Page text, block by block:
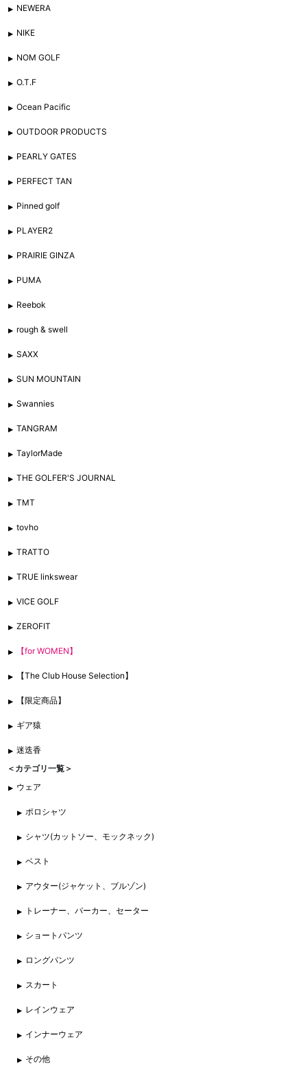
NEWERA
NIKE
NOM GOLF
O.T.F
Ocean Pacific
OUTDOOR PRODUCTS
PEARLY GATES
PERFECT TAN
Pinned golf
PLAYER2
PRAIRIE GINZA
PUMA
Reebok
rough & swell
SAXX
SUN MOUNTAIN
Swannies
TANGRAM
TaylorMade
THE GOLFER'S JOURNAL
TMT
tovho
TRATTO
TRUE linkswear
VICE GOLF
ZEROFIT
【for WOMEN】
【The Club House Selection】
【限定商品】
ギア猿
迷迭香
＜カテゴリ一覧＞
ウェア
ポロシャツ
シャツ(カットソー、モックネック)
ベスト
アウター(ジャケット、ブルゾン)
トレーナー、パーカー、セーター
ショートパンツ
ロングパンツ
スカート
レインウェア
インナーウェア
その他